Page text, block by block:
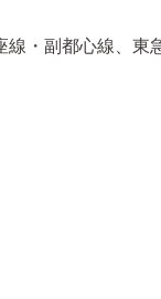
・副都心線、